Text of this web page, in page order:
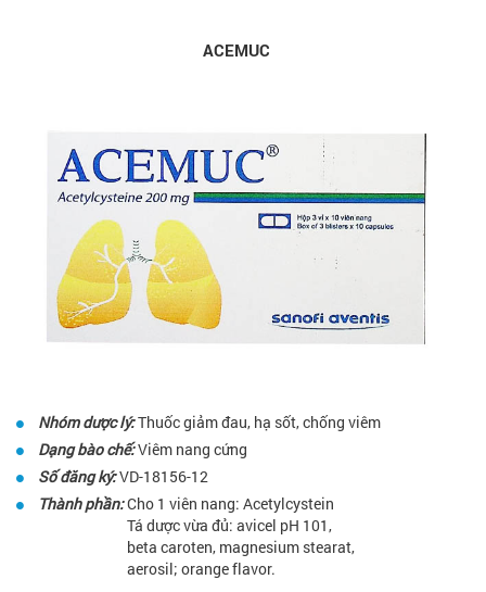
ACEMUC
Nhóm dược lý:Thuốc giảm đau, hạ sốt, chống viêm
Dạng bào chế:Viêm nang cứng
Số đăng ký:VD-18156-12
Thành phần:Cho 1 viên nang: Acetylcystein
Tá dược vừa đủ: avicel pH 101,
beta caroten, magnesium stearat,
aerosil; orange flavor.